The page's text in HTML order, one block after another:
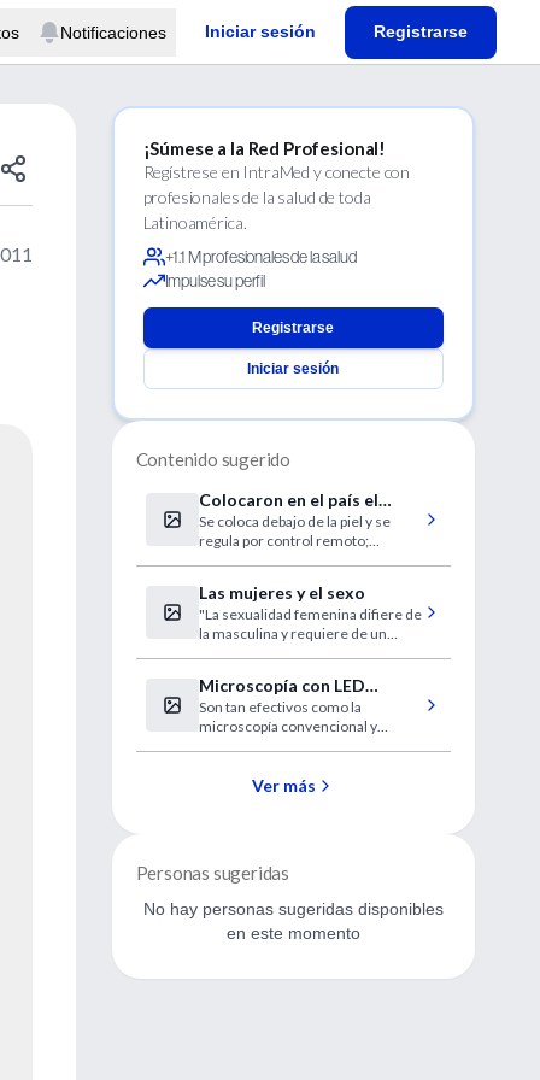
Notificaciones Iniciar sesión Registrarse
¡Súmese a la Red Profesional!
Regístrese en IntraMed y conecte con
profesionales de la salud de toda
Latinoamérica.
+1.1 M profesionales de la salud
Impulse su perfil
Registrarse
Iniciar sesión
Contenido sugerido
Colocaron en el país el
primer audífono
totalmente implantable
Se coloca debajo de la piel y se
regula por control remoto;
Las mujeres y el sexo
"La sexualidad femenina difiere de
la masculina y requiere de un
Microscopía con LED
diagnostica bien la TB en
personas con VIH
Son tan efectivos como la
microscopía convencional y
Sudáfrica.Ver más
Personas sugeridas
No hay personas sugeridas disponibles
en este momento